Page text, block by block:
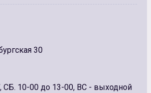
30
СБ. 10-00 до 13-00, ВС - выходной